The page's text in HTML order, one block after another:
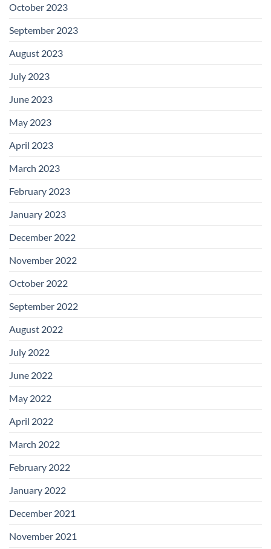
October 2023
September 2023
August 2023
July 2023
June 2023
May 2023
April 2023
March 2023
February 2023
January 2023
December 2022
November 2022
October 2022
September 2022
August 2022
July 2022
June 2022
May 2022
April 2022
March 2022
February 2022
January 2022
December 2021
November 2021